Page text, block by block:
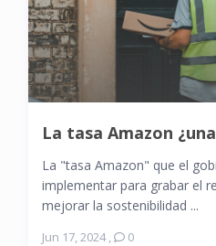
La tasa Amazon
La "tasa Amazon" que el
implementar para grabar el
mejorar la sostenibilidad ...
Jun 17, 2024, 0